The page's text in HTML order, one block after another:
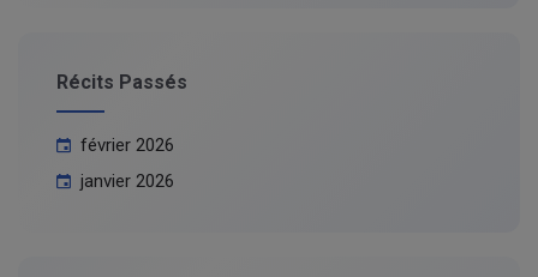
Récits Passés
février 2026
janvier 2026